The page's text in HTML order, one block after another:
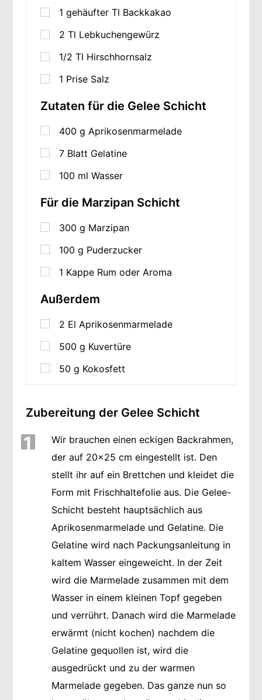
1 gehäufter Tl Backkakao
2 Tl Lebkuchengewürz
1/2 Tl Hirschhornsalz
1 Prise Salz
Zutaten für die Gelee Schicht
400 g Aprikosenmarmelade
7 Blatt Gelatine
100 ml Wasser
Für die Marzipan Schicht
300 g Marzipan
100 g Puderzucker
1 Kappe Rum oder Aroma
Außerdem
2 El Aprikosenmarmelade
500 g Kuvertüre
50 g Kokosfett
Zubereitung der Gelee Schicht
1
Wir brauchen einen eckigen Backrahmen,
der auf 20x25 cm eingestellt ist. Den
stellt ihr auf ein Brettchen und kleidet die
Form mit Frischhaltefolie aus. Die Gelee-
Schicht besteht hauptsächlich aus
Aprikosenmarmelade und Gelatine. Die
Gelatine wird nach Packungsanleitung in
kaltem Wasser eingeweicht. In der Zeit
wird die Marmelade zusammen mit dem
Wasser in einem kleinen Topf gegeben
und verrührt. Danach wird die Marmelade
erwärmt (nicht kochen) nachdem die
Gelatine gequollen ist, wird die
ausgedrückt und zu der warmen
Marmelade gegeben. Das ganze nun so